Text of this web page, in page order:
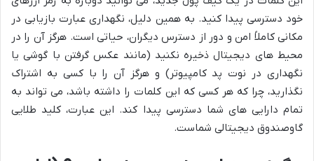
خود دسترسی پیدا کنید. به همین دلیل، نگهداری عبارت بازیابی در
مکانی کاملاً امن و دور از دسترس دیگران، حیاتی است. هرگز آن را در
محیط های دیجیتال ذخیره نکنید (مانند عکس گرفتن با گوشی یا
نگهداری در نوت پد کامپیوتر) و هرگز آن را با کسی به اشتراک
نگذارید، چرا که هر کسی که این کلمات را داشته باشد، می تواند به
تمام دارایی های شما دسترسی پیدا کند. این عبارت، کلید طلایی
گاوصندوق دیجیتالی شماست.